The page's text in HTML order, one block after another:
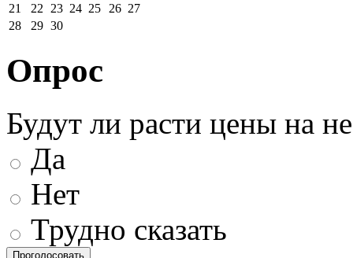
21
22 23 24 25 26 27
28
29 30
Опрос
Будут ли расти цены на
Да
Нет
Трудно сказать